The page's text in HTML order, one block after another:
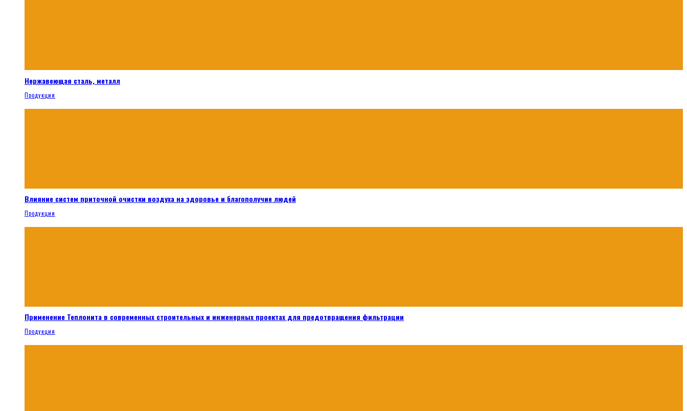
Нержавеющая сталь, металл
Продукция
Влияние систем приточной очистки воздуха на здоровье и благополучие людей
Продукция
Применение Теплонита в современных строительных и инженерных проектах для предотвращения фильтрации
Продукция